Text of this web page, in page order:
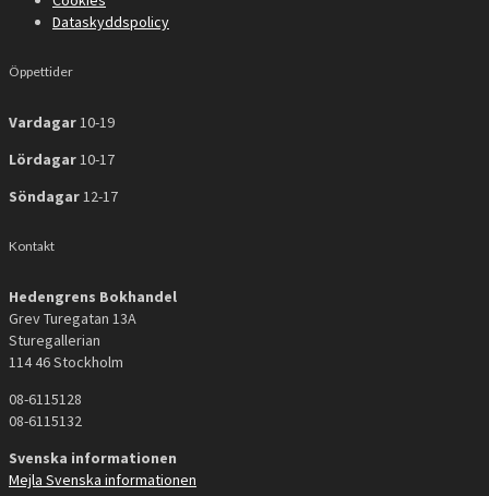
Dataskyddspolicy
Öppettider
Vardagar10-19
Lördagar10-17
Söndagar12-17
Kontakt
Hedengrens Bokhandel
Grev Turegatan 13A
Sturegallerian
114 46 Stockholm
08-6115128
08-6115132
Svenska informationen
Mejla Svenska informationen